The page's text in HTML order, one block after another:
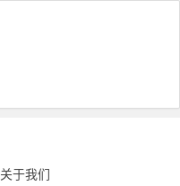
关于我们